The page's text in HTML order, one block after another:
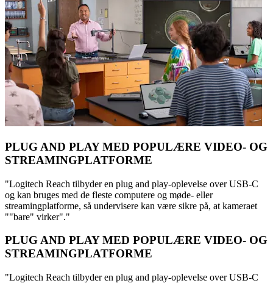
PLUG AND PLAY MED POPULÆRE VIDEO- OG
STREAMINGPLATFORME
"Logitech Reach tilbyder en plug and play-oplevelse over USB-C
og kan bruges med de fleste computere og møde- eller
streamingplatforme, så undervisere kan være sikre på, at kameraet
""bare" virker"."
PLUG AND PLAY MED POPULÆRE VIDEO- OG
STREAMINGPLATFORME
"Logitech Reach tilbyder en plug and play-oplevelse over USB-C